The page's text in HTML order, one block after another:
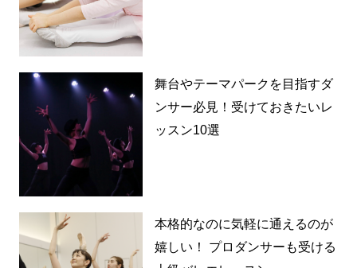
舞台やテーマパークを目指すダ
ンサー必見！受けておきたいレ
ッスン10選
本格的なのに気軽に通えるのが
嬉しい！ プロダンサーも受ける